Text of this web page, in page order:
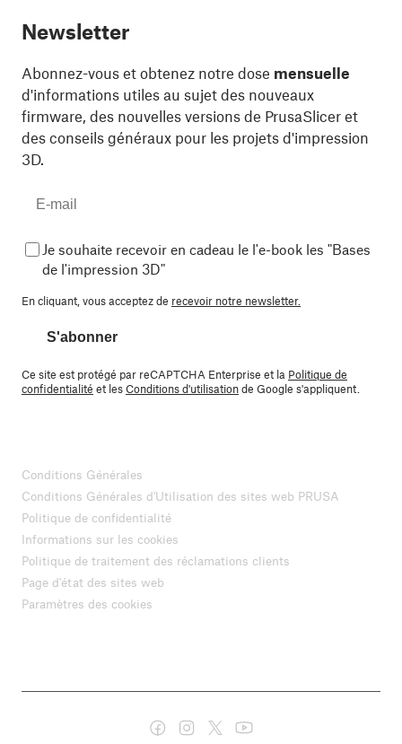
Newsletter
Abonnez-vous et obtenez notre dose mensuelle
d'informations utiles au sujet des nouveaux
firmware, des nouvelles versions de PrusaSlicer et
des conseils généraux pour les projets d'impression
3D.
Je souhaite recevoir en cadeau le l'e-book les "Bases
de l'impression 3D"
En cliquant, vous acceptez de recevoir notre newsletter.
S'abonner
Ce site est protégé par reCAPTCHA Enterprise et la Politique de
confidentialité et lesConditions d'utilisationde Google s'appliquent.
Conditions Générales
Conditions Générales d'Utilisation des sites web PRUSA
Politique de confidentialité
Informations sur les cookies
Politique de traitement des réclamations clients
Page d'état des sites web
Paramètres des cookies